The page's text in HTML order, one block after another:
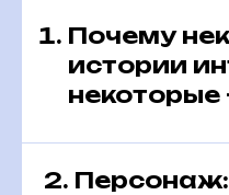
Почему
истории
некоторые
2.